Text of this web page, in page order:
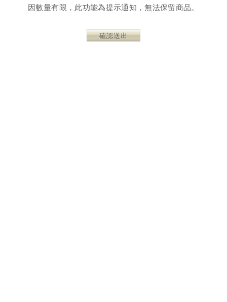
因數量有限，此功能為提示通知，無法保留商品。
確認送出